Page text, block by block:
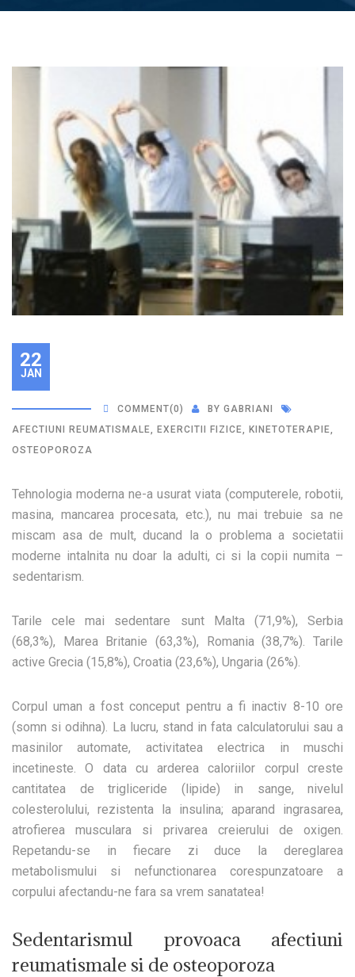
22
JAN
COMMENT(0) BY GABRIANI
AFECTIUNI REUMATISMALE
EXERCITII FIZICE KINETOTERAPIE
OSTEOPOROZA
Tehnologia moderna ne-a usurat viata (computerele, robotii,
masina, mancarea procesata, etc.), nu mai trebuie sa ne
miscam asa de mult, ducand la o problema a societatii
moderne intalnita nu doar la adulti, ci si la copii numita –
sedentarism
Tarile cele mai sedentare sunt Malta (71,9%), Serbia
(68,3%), Marea Britanie (63,3%), Romania (38,7%). Tarile
active Grecia (15,8%), Croatia (23,6%), Ungaria (26%).
Corpul uman a fost conceput pentru a fi inactiv 8-10 ore
(somn si odihna). La lucru, stand in fata calculatorului sau a
masinilor automate, activitatea electrica in muschi
incetineste. O data cu arderea caloriilor corpul creste
cantitatea de trigliceride (lipide) in sange, nivelul
colesterolului, rezistenta la insulina; aparand ingrasarea,
atrofierea musculara si privarea creierului de oxigen.
Repetandu-se in fiecare zi duce la dereglarea
metabolismului si nefunctionarea corespunzatoare a
corpului afectandu-ne fara sa vrem sanatatea!
Sedentarismul provoaca afectiuni
reumatismale si de osteoporoza